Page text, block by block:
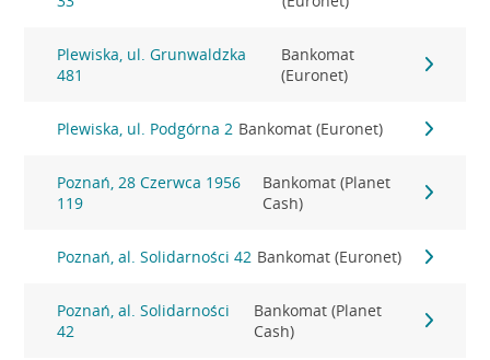
Plewiska, ul. Grunwaldzka
481
Bankomat
(Euronet)
Plewiska, ul. Podgórna 2 Bankomat (Euronet)
Poznań, 28 Czerwca 1956
119
Bankomat (Planet
Cash)
Poznań, al. Solidarności 42 Bankomat (Euronet)
Poznań, al. Solidarności
42
Bankomat (Planet
Cash)